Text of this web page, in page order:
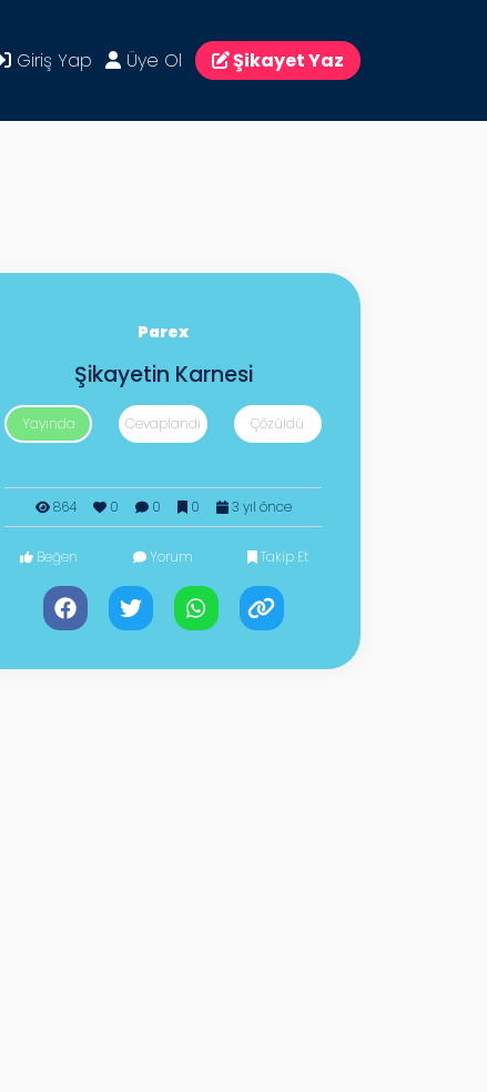
Giriş Yap Üye Ol Şikayet Yaz
Parex
Şikayetin Karnesi
Yayında Cevaplandı Çözüldü
864 0 0 0 3 yıl önce
Beğen Yorum Takip Et